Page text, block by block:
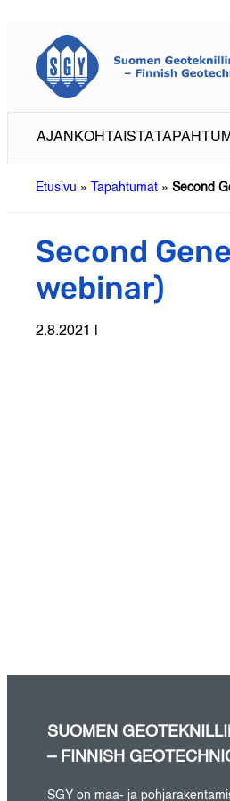
sisältöön
AJANKOHTAISTA
Etusivu » Tapahtumat » Second
Second
webinar)
2.8.2021 |
SUOMEN
– FINNISH
SGY on maa- ja